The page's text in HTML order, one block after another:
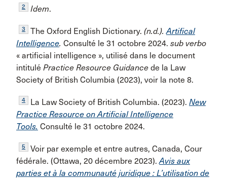
2 Idem.
3 The Oxford English Dictionary. (n.d.).Artifical
Intelligence. Consulté le 31 octobre 2024. sub verbo
« artificial intelligence », utilisé dans le document
intitulé Practice Resource Guidance de la Law
Society of British Columbia (2023), voir la note 8.
4 La Law Society of British Columbia. (2023). New
Practice Resource on Artificial Intelligence
Tools. Consulté le 31 octobre 2024.
5
Voir par exemple et entre autres, Canada, Cour
fédérale. (Ottawa, 20 décembre 2023).Avis aux
parties et à la communauté juridique : L’utilisation de